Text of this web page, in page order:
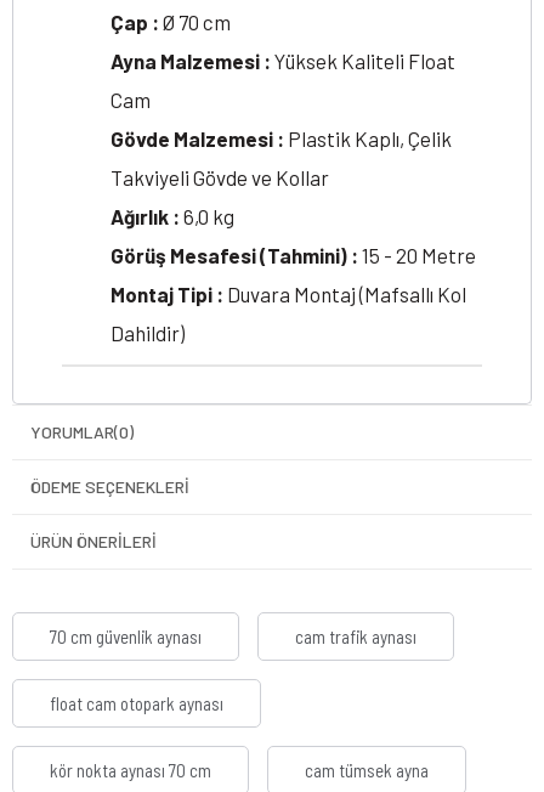
Çap : Ø 70 cm
Ayna Malzemesi : Yüksek Kaliteli Float
Cam
Gövde Malzemesi : Plastik Kaplı, Çelik
Takviyeli Gövde ve Kollar
Ağırlık : 6,0 kg
Görüş Mesafesi (Tahmini) : 15 - 20 Metre
Montaj Tipi : Duvara Montaj (Mafsallı Kol
Dahildir)
YORUMLAR(0)
ÖDEME SEÇENEKLERI
ÜRÜN ÖNERILERI
70 cm güvenlik aynası cam trafik aynası
float cam otopark aynası
kör nokta aynası 70 cm cam tümsek ayna